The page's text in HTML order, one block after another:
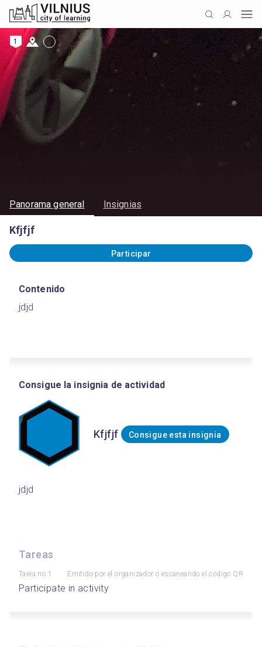
1
Panorama general Insignias
Kfjfjf
Participar
Contenido
jdjd
Consigue la insignia de actividad
Kfjfjf Consigue esta insignia
jdjd
Tareas
Tarea no.1 Emitido por el organizador o escaneando el código QR
Participate in activity